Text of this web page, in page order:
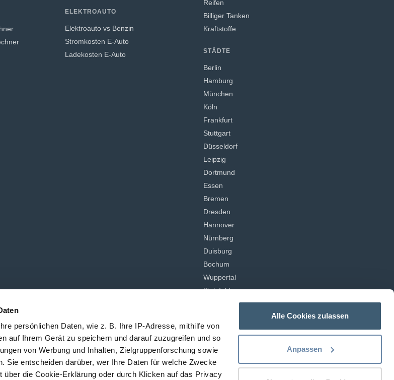
persönlichen Daten, wie z. B. Ihre IP-Adresse, mithilfe von
auf Ihrem Gerät zu speichern und darauf zuzugreifen und so
von Werbung und Inhalten, Zielgruppenforschung sowie
Sie entscheiden darüber, wer Ihre Daten für welche Zwecke
über die Cookie-Erklärung oder durch Klicken auf das Privacy
Alle Cookies zulassen
Anpassen
ELEKTROAUTO
Elektroauto vs Benzin
Stromkosten E-Auto
Ladekosten E-Auto
Reifen
Billiger Tanken
Kraftstoffe
STÄDTE
Berlin
Hamburg
München
Köln
Frankfurt
Stuttgart
Düsseldorf
Leipzig
Dortmund
Essen
Bremen
Dresden
Hannover
Nürnberg
Duisburg
Bochum
Wuppertal
Bielefeld
INFOS
Blog
Rechner-Übersicht